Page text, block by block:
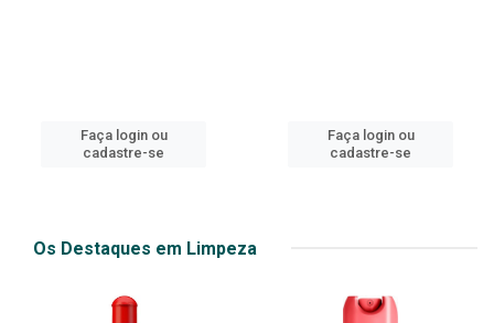
Faça login ou
cadastre-se
Faça login ou
cadastre-se
Os Destaques em Limpeza